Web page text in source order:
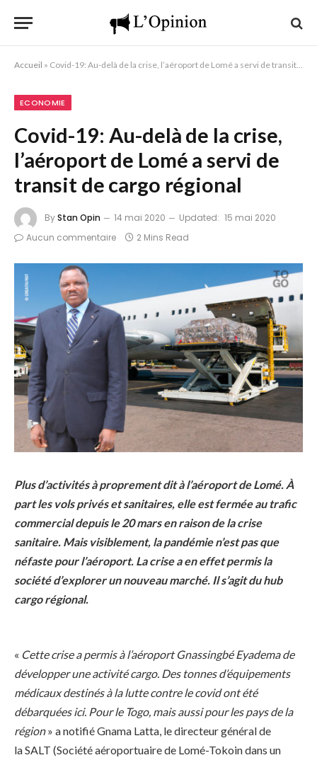
Accueil » Covid-19: Au-delà de la crise, l’aéroport de Lomé a servi de transit de cargo régional
ECONOMIE
Covid-19: Au-delà de la crise,
l’aéroport de Lomé a servi de
transit de cargo régional
ByStan Opin 14 mai 2020 Updated: 15 mai 2020
Aucun commentaire
2 Mins Read
Plus d’activités à proprement dit à l’aéroport de Lomé. À
part les vols privés et sanitaires, elle est fermée au trafic
commercial depuis le 20 mars en raison de la crise
sanitaire. Mais visiblement, la pandémie n’est pas que
néfaste pour l’aéroport. La crise a en effet permis la
société d’explorer un nouveau marché. Il s’agit du hub
cargo régional.
« Cette crise a permis à l’aéroport Gnassingbé Eyadema de
développer une activité cargo. Des tonnes d’équipements
médicaux destinés à la lutte contre le covid ont été
débarquées ici. Pour le Togo, mais aussi pour les pays de la
région» a notifié Gnama Latta, le directeur général de
la SALT (Société aéroportuaire de Lomé-Tokoin dans un